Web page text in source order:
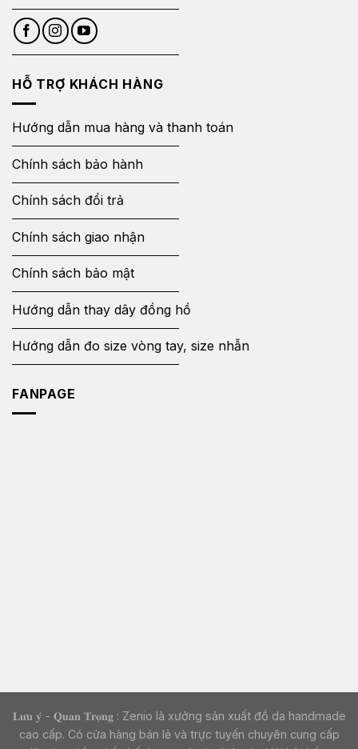
HỖ TRỢ KHÁCH HÀNG
Hướng dẫn mua hàng và thanh toán
Chính sách bảo hành
Chính sách đổi trả
Chính sách giao nhận
Chính sách bảo mật
Hướng dẫn thay dây đồng hồ
Hướng dẫn đo size vòng tay, size nhẫn
FANPAGE
𝐋𝐮̛𝐮 𝐲́ - 𝐐𝐮𝐚𝐧 𝐓𝐫𝐨̣𝐧𝐠 : Zenio là xưởng sản xuất đồ da handmade
cao cấp. Có cửa hàng bán lẻ và trực tuyến chuyên cung cấp